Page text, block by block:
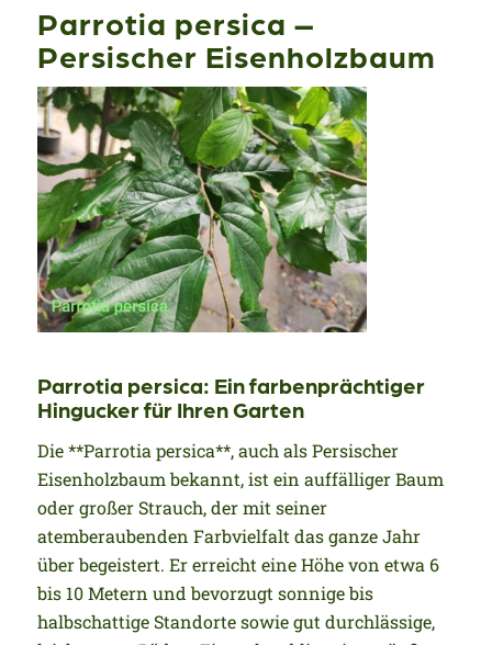
Parrotia persica –
Persischer Eisenholzbaum
Parrotia persica: Ein farbenprächtiger
Hingucker für Ihren Garten
Die **Parrotia persica**, auch als Persischer
Eisenholzbaum bekannt, ist ein auffälliger Baum
oder großer Strauch, der mit seiner
atemberaubenden Farbvielfalt das ganze Jahr
über begeistert. Er erreicht eine Höhe von etwa 6
bis 10 Metern und bevorzugt sonnige bis
halbschattige Standorte sowie gut durchlässige,